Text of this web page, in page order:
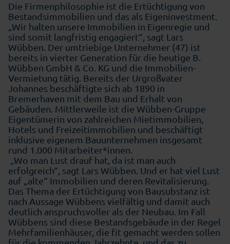
Die Firmenphilosophie ist die Ertüchtigung von
Bestandsimmobilien und das als Eigeninvestment.
„Wir halten unsere Immobilien in Eigenregie und
sind somit langfristig engagiert“, sagt Lars
Wübben. Der umtriebige Unternehmer (47) ist
bereits in vierter Generation für die heutige B.
Wübben GmbH & Co. KG und die Immobilien-
Vermietung tätig. Bereits der Urgroßvater
Johannes beschäftigte sich ab 1890 in
Bremerhaven mit dem Bau und Erhalt von
Gebäuden. Mittlerweile ist die Wübben-Gruppe
Eigentümerin von zahlreichen Mietimmobilien,
Hotels und Freizeitimmobilien und beschäftigt
inklusive eigenem Bauunternehmen insgesamt
rund 1.000 Mitarbeiter*innen.
„Wo man Lust drauf hat, da ist man auch
erfolgreich“, sagt Lars Wübben. Und er hat viel Lust
auf „alte“ Immobilien und deren Revitalisierung.
Das Thema der Ertüchtigung von Bausubstanz ist
nach Aussage Wübbens vielfältig und damit auch
deutlich anspruchsvoller als der Neubau. Im Fall
Wübbens sind diese Bestandsgebäude in der Regel
Mehrfamilienhäuser, die fit gemacht werden sollen